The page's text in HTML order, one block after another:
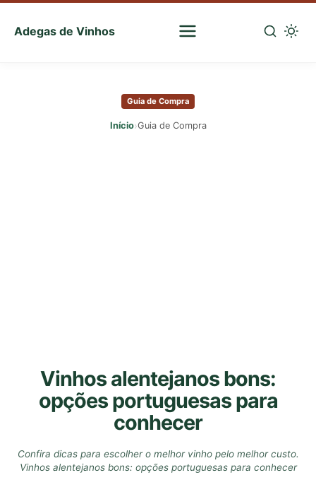
Adegas de Vinhos
Sua
Guia de Compra
Início›Guia de Compra
Vinhos alentejanos bons:
opções portuguesas para
conhecer
Confira dicas para escolher o melhor vinho pelo melhor custo.
Vinhos alentejanos bons: opções portuguesas para conhecer